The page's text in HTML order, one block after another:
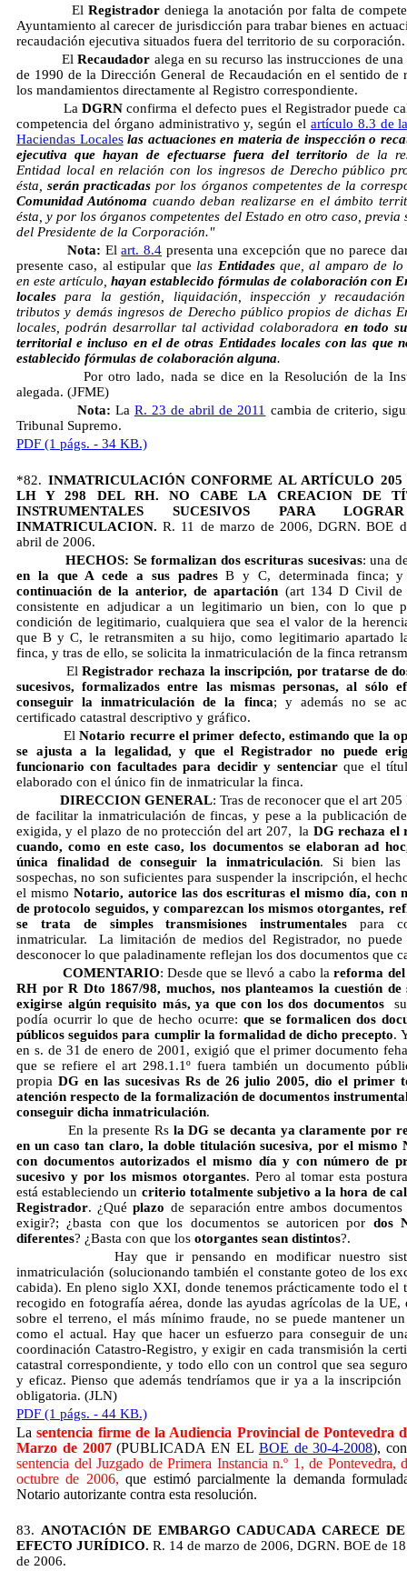
El Registradordeniega la anotación por falta de
Ayuntamiento al carecer de jurisdicción para trabar bienes en
recaudación ejecutiva situados fuera del territorio de su corporación.
ElRecaudador alega en su recurso las instrucciones de
de 1990 de la Dirección General de Recaudación en el sentido de
los mandamientos directamente al Registro correspondiente.
LaDGRN confirma el defecto pues el Registrador puede
competencia del órgano administrativo y, según el artículo 8.3 de
Haciendas Localeslas actuaciones en materia de inspección o
ejecutiva que hayan de efectuarse fuera del territorio de la
Entidad local en relación con los ingresos de Derecho público
ésta,serán practicadas por los órganos competentes de la
Comunidad Autónoma cuando deban realizarse en el ámbito
ésta, y por los órganos competentes del Estado en otro caso, previa
del Presidente de la Corporación."
Nota: Elart. 8.4 presenta una excepción que no parece
presente caso, al estipular que las Entidadesque, al amparo de lo
en este artículo, hayan establecido fórmulas de colaboración con
locales para la gestión, liquidación, inspección y
tributos y demás ingresos de Derecho público propios de dichas
locales, podrán desarrollar tal actividad colaboradora en todo
territorial e incluso en el de otras Entidades locales con las que
establecido fórmulas de colaboración alguna.
Por otro lado, nada se dice en la Resolución de la
alegada. (JFME)
Nota: La R. 23 de abril de 2011 cambia de criterio,
Tribunal Supremo.
PDF (1 págs. - 34 KB.)
*82. INMATRICULACIÓN CONFORME AL ARTÍCULO
LH Y 298 DEL RH. NO CABE LA CREACION DE
INSTRUMENTALES SUCESIVOS PARA
INMATRICULACION.R. 11 de marzo de 2006, DGRN. BOE
abril de 2006.
HECHOS: Se formalizan dos escrituras sucesivas: una
en la que A cede a sus padresB y C, determinada finca;
continuación de la anterior, de apartación (art 134 D Civil de
consistente en adjudicar a un legitimario un bien, con lo que
condición de legitimario, cualquiera que sea el valor de la
que B y C, le retransmiten a su hijo, como legitimario apartado
finca, y tras de ello, se solicita la inmatriculación de la finca
ElRegistrador rechaza la inscripción, por tratarse de
sucesivos, formalizados entre las mismas personas, al sólo
conseguir la inmatriculación de la finca; y además no se
certificado catastral descriptivo y gráfico.
ElNotario recurre el primer defecto, estimando que la
se ajusta a la legalidad, y que el Registrador no puede
funcionario con facultades para decidir y sentenciar que el
elaborado con el único fin de inmatricular la finca.
DIRECCION GENERAL: Tras de reconocer que el art
de facilitar la inmatriculación de fincas, y pese a la publicación
exigida, y el plazo de no protección del art 207, la DG rechaza el
cuando, como en este caso, los documentos se elaboran ad
única finalidad de conseguir la inmatriculación. Si bien las
sospechas, no son suficientes para suspender la inscripción, el
el mismo Notario, autorice las dos escrituras el mismo día, con
de protocolo seguidos, y comparezcan los mismos otorgantes,
se trata de simples transmisiones instrumentalespara
inmatricular. La limitación de medios del Registrador, no
desconocer lo que paladinamente reflejan los dos documentos que
COMENTARIO: Desde que se llevó a cabo lareforma
RH por R Dto 1867/98, muchos, nos planteamos la cuestión de
exigirse algún requisito más, ya que con los dos documentos
podía ocurrir lo que de hecho ocurre: que se formalicen dos
públicos seguidos para cumplir la formalidad de dicho precepto.
en s. de 31 de enero de 2001, exigió que el primer documento
que se refiere el art 298.1.1º fuera también un documento
propia DG en las sucesivas Rs de 26 julio 2005, dio el primer
atención respecto de la formalización de documentos
conseguir dicha inmatriculación.
En la presente Rs la DG se decanta ya claramente por
en un caso tan claro, la doble titulación sucesiva, por el mismo
con documentos autorizados el mismo día y con número de
sucesivo y por los mismos otorgantes. Pero al tomar esta
está estableciendo un criterio totalmente subjetivo a la hora de
Registrador. ¿Quéplazo de separación entre ambos documentos
exigir?; ¿basta con que los documentos se autoricen por dos
diferentes? ¿Basta con que los otorgantes sean distintos?.
Hay que ir pensando en modificar nuestro
inmatriculación (solucionando también el constante goteo de los
cabida). En pleno siglo XXI, donde tenemos prácticamente todo el
recogido en fotografía aérea, donde las ayudas agrícolas de la UE,
sobre el terreno, el más mínimo fraude, no se puede mantener un
como el actual. Hay que hacer un esfuerzo para conseguir de
coordinación Catastro-Registro, y exigir en cada transmisión la
catastral correspondiente, y todo ello con un control que sea
y eficaz. Pienso que además tendríamos que ir ya a la inscripción
obligatoria. (JLN)
PDF (1 págs. - 44 KB.)
Lasentencia firme de la Audiencia Provincial de Pontevedra
Marzo de 2007(PUBLICADA EN EL BOE de 30-4-2008),
sentencia del Juzgado de Primera Instancia n.º 1, de Pontevedra,
octubre de 2006,que estimó parcialmente la demanda
Notario autorizante contra esta resolución.
83. ANOTACIÓN DE EMBARGO CADUCADA CARECE
EFECTO JURÍDICO. R. 14 de marzo de 2006, DGRN. BOE de
de 2006.